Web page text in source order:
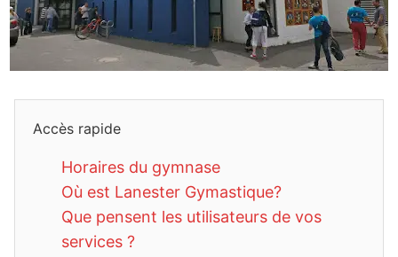
Accès rapide
Horaires du gymnase
Où est Lanester Gymastique?
Que pensent les utilisateurs de vos
services ?